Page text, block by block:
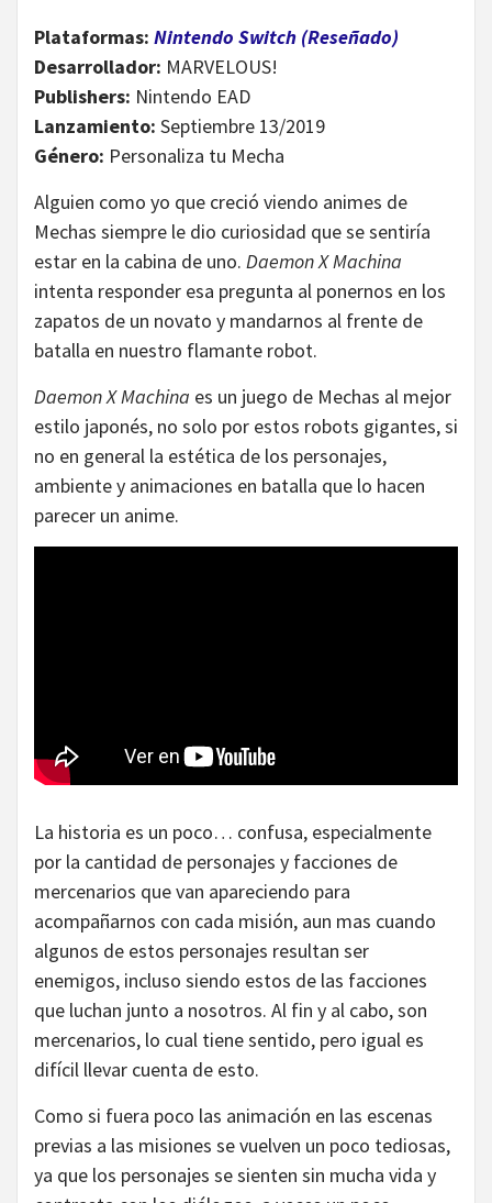
Plataformas: Nintendo Switch (Reseñado)
Desarrollador: MARVELOUS!
Publishers: Nintendo EAD
Lanzamiento: Septiembre 13/2019
Género: Personaliza tu Mecha
Alguien como yo que creció viendo animes de
Mechas siempre le dio curiosidad que se sentiría
estar en la cabina de uno. Daemon X Machina
intenta responder esa pregunta al ponernos en los
zapatos de un novato y mandarnos al frente de
batalla en nuestro flamante robot.
Daemon X Machina es un juego de Mechas al mejor
estilo japonés, no solo por estos robots gigantes, si
no en general la estética de los personajes,
ambiente y animaciones en batalla que lo hacen
parecer un anime.
La historia es un poco… confusa, especialmente
por la cantidad de personajes y facciones de
mercenarios que van apareciendo para
acompañarnos con cada misión, aun mas cuando
algunos de estos personajes resultan ser
enemigos, incluso siendo estos de las facciones
que luchan junto a nosotros. Al fin y al cabo, son
mercenarios, lo cual tiene sentido, pero igual es
difícil llevar cuenta de esto.
Como si fuera poco las animación en las escenas
previas a las misiones se vuelven un poco tediosas,
ya que los personajes se sienten sin mucha vida y